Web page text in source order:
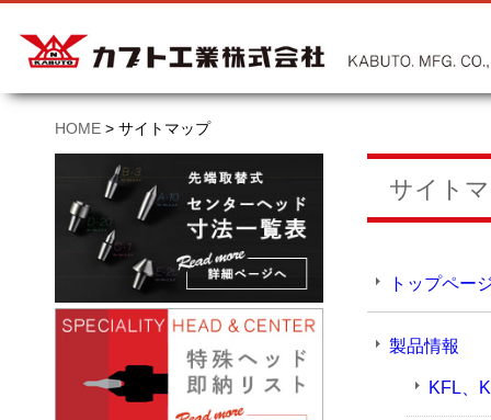
HOME > サイトマップ
サイト
トップペー
製品情報
KFL、